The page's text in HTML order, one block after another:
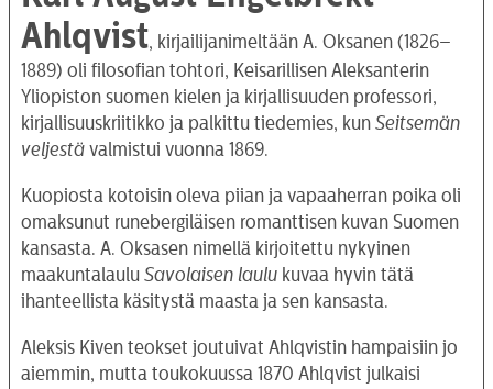
Ahlqvist, kirjailijanimeltään A. Oksanen (1826–
1889) oli filosofian tohtori, Keisarillisen Aleksanterin
Yliopiston suomen kielen ja kirjallisuuden professori,
kirjallisuuskriitikko ja palkittu tiedemies, kun Seitsemän
veljestä valmistui vuonna 1869.
Kuopiosta kotoisin oleva piian ja vapaaherran poika oli
omaksunut runebergiläisen romanttisen kuvan Suomen
kansasta. A. Oksasen nimellä kirjoitettu nykyinen
maakuntalaulu Savolaisen laulu kuvaa hyvin tätä
ihanteellista käsitystä maasta ja sen kansasta.
Aleksis Kiven teokset joutuivat Ahlqvistin hampaisiin jo
aiemmin, mutta toukokuussa 1870 Ahlqvist julkaisi